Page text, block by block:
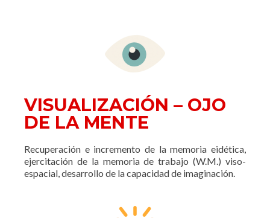
VISUALIZACIÓN – OJO
DE LA MENTE
Recuperación e incremento de la memoria eidética,
ejercitación de la memoria de trabajo (W.M.) viso-
espacial, desarrollo de la capacidad de imaginación.